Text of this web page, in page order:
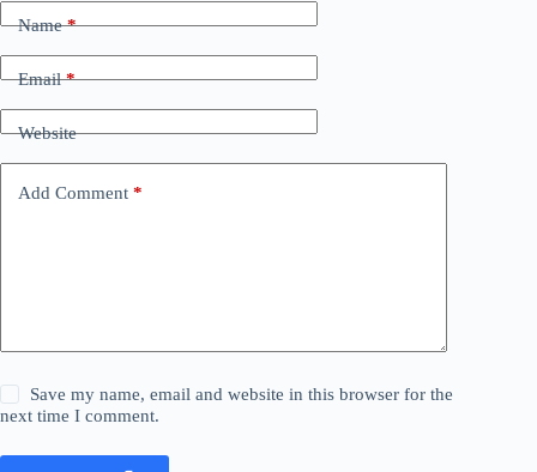
Name*
Email*
Website
Add Comment *
Save my name, email and website in this browser for the
next time I comment.